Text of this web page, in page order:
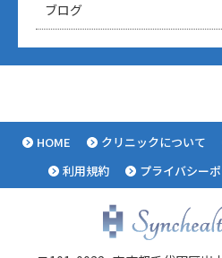
ブログ
HOME クリニックについて
利用規約
プライバシー